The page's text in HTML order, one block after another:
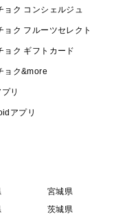
ョク コンシェルジュ
ョク フルーツセレクト
ョク ギフトカード
ョク&more
リ
アプリ
宮城県
茨城県